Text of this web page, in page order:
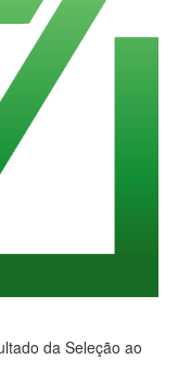
da Seleção ao